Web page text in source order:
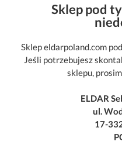
Sklep pod
Sklep eldarpoland.com
Jeśli potrzebujesz
sklepu,
ELDAR
ul.
17-